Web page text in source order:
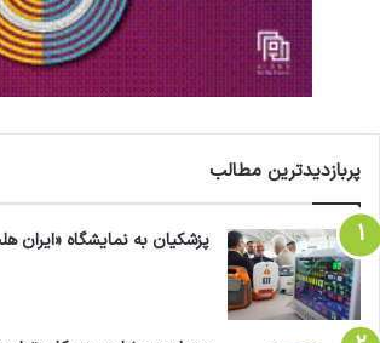
پربازدیدترین مطالب
پزشکیان به نمایشگاه «ایران